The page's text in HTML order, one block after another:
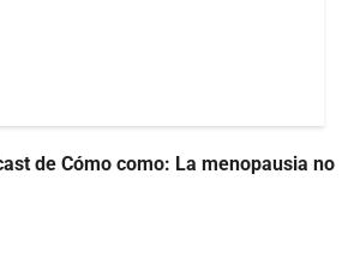
de Cómo como: La menopausia no